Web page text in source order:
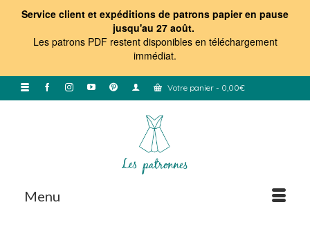
Service client et expéditions de patrons papier en pause
jusqu'au 27 août.
Les patrons PDF restent disponibles en téléchargement
immédiat.
Votre panier - 0,00€
Menu